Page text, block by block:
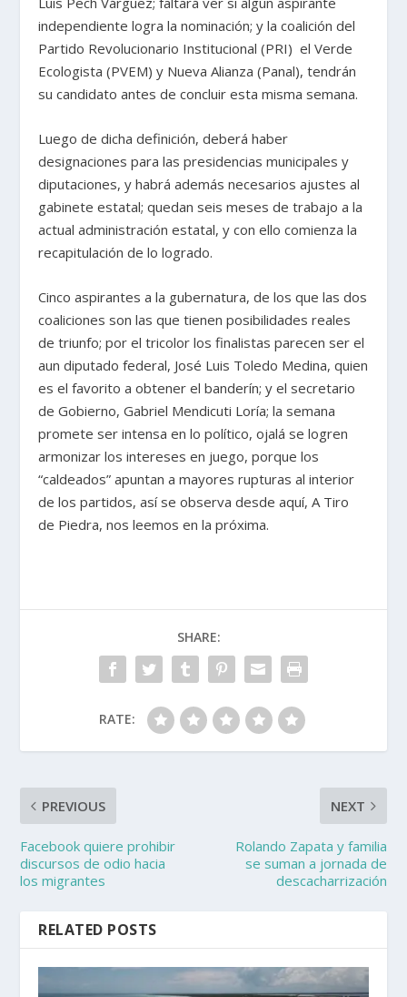
independiente logra la nominación; y la coalición del
Partido Revolucionario Institucional (PRI) el Verde
Ecologista (PVEM) y Nueva Alianza (Panal), tendrán
su candidato antes de concluir esta misma semana.
Luego de dicha definición, deberá haber
designaciones para las presidencias municipales y
diputaciones, y habrá además necesarios ajustes al
gabinete estatal; quedan seis meses de trabajo a la
actual administración estatal, y con ello comienza la
recapitulación de lo logrado.
Cinco aspirantes a la gubernatura, de los que las dos
coaliciones son las que tienen posibilidades reales
de triunfo; por el tricolor los finalistas parecen ser el
aun diputado federal, José Luis Toledo Medina, quien
es el favorito a obtener el banderín; y el secretario
de Gobierno, Gabriel Mendicuti Loría; la semana
promete ser intensa en lo político, ojalá se logren
armonizar los intereses en juego, porque los
“caldeados” apuntan a mayores rupturas al interior
de los partidos, así se observa desde aquí, A Tiro
de Piedra, nos leemos en la próxima.
SHARE:
RATE:
PREVIOUS
Facebook quiere prohibir
discursos de odio hacia
los migrantes
NEXT
Rolando Zapata y familia
se suman a jornada de
descacharrización
RELATED POSTS